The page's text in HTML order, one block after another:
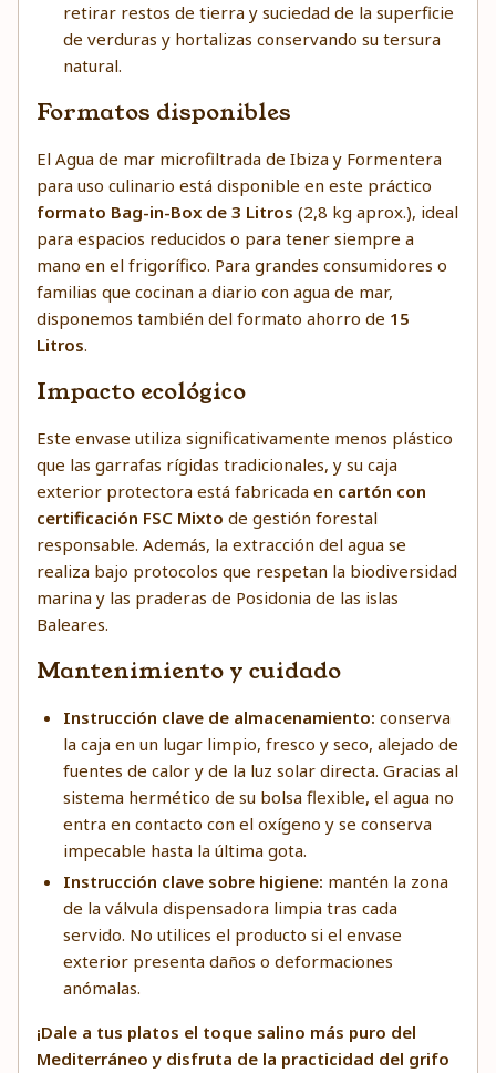
retirar restos de tierra y suciedad de la superficie
de verduras y hortalizas conservando su tersura
natural.
Formatos disponibles
El Agua de mar microfiltrada de Ibiza y Formentera
para uso culinario está disponible en este práctico
formato Bag-in-Box de 3 Litros (2,8 kg aprox.), ideal
para espacios reducidos o para tener siempre a
mano en el frigorífico. Para grandes consumidores o
familias que cocinan a diario con agua de mar,
disponemos también del formato ahorro de 15
Litros.
Impacto ecológico
Este envase utiliza significativamente menos plástico
que las garrafas rígidas tradicionales, y su caja
exterior protectora está fabricada en cartón con
certificación FSC Mixto de gestión forestal
responsable. Además, la extracción del agua se
realiza bajo protocolos que respetan la biodiversidad
marina y las praderas de Posidonia de las islas
Baleares.
Mantenimiento y cuidado
Instrucción clave de almacenamiento: conserva
la caja en un lugar limpio, fresco y seco, alejado de
fuentes de calor y de la luz solar directa. Gracias al
sistema hermético de su bolsa flexible, el agua no
entra en contacto con el oxígeno y se conserva
impecable hasta la última gota.
Instrucción clave sobre higiene: mantén la zona
de la válvula dispensadora limpia tras cada
servido. No utilices el producto si el envase
exterior presenta daños o deformaciones
anómalas.
¡Dale a tus platos el toque salino más puro del
Mediterráneo y disfruta de la practicidad del grifo